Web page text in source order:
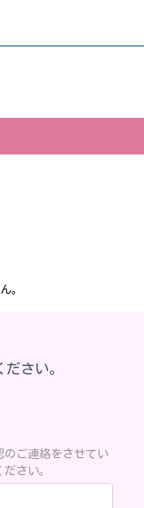
。